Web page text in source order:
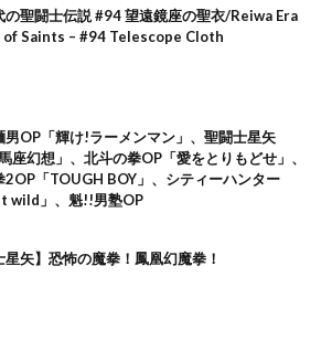
の聖闘士伝説 #94 望遠鏡座の聖衣/Reiwa Era
of Saints – #94 Telescope Cloth
男OP「輝け!ラーメンマン」、聖闘士星矢
座幻想」、北斗の拳OP「愛をとりもどせ」、
2OP「TOUGH BOY」、シティーハンター
wild」、魁!!男塾OP
星矢】恐怖の魔拳！鳳凰幻魔拳！